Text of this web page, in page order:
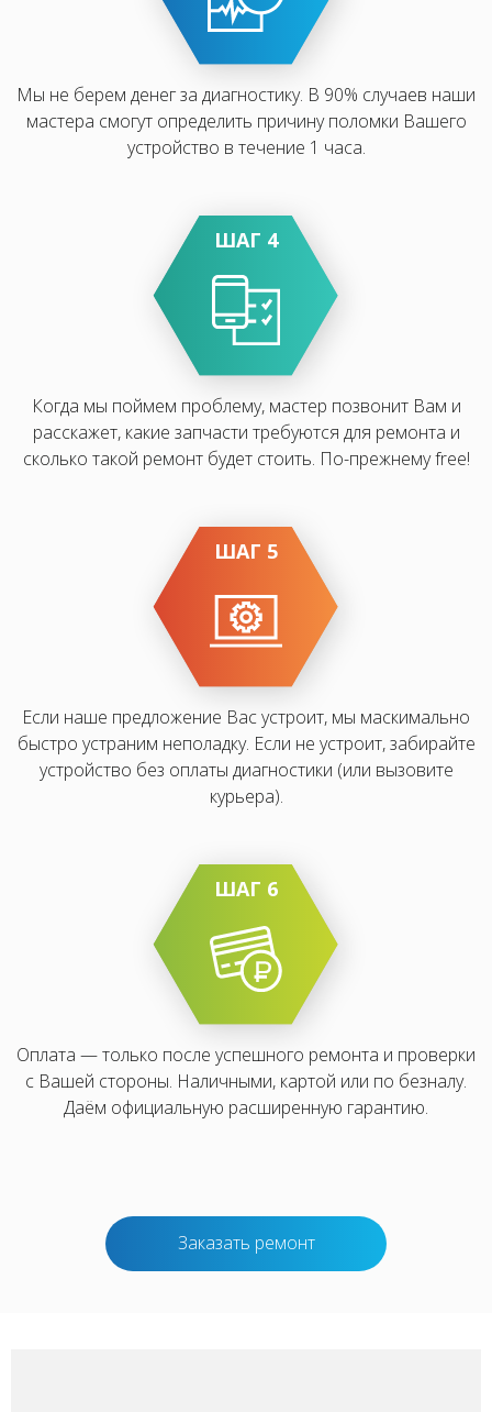
Мы не берем денег за диагностику. В 90% случаев наши
мастера смогут определить причину поломки Вашего
устройство в течение 1 часа.
ШАГ 4
Когда мы поймем проблему, мастер позвонит Вам и
расскажет, какие запчасти требуются для ремонта и
сколько такой ремонт будет стоить. По-прежнему free!
ШАГ 5
Если наше предложение Вас устроит, мы маскимально
быстро устраним неполадку. Если не устроит, забирайте
устройство без оплаты диагностики (или вызовите
курьера).
ШАГ 6
Оплата — только после успешного ремонта и проверки
с Вашей стороны. Наличными, картой или по безналу.
Даём официальную расширенную гарантию.
Заказать ремонт